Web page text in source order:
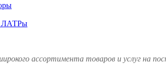
ЛАТРы
ассортимента товаров и услуг на